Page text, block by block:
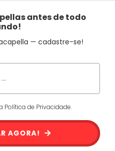
antes de todo
— cadastre-se!
Política de Privacidade.
AGORA!